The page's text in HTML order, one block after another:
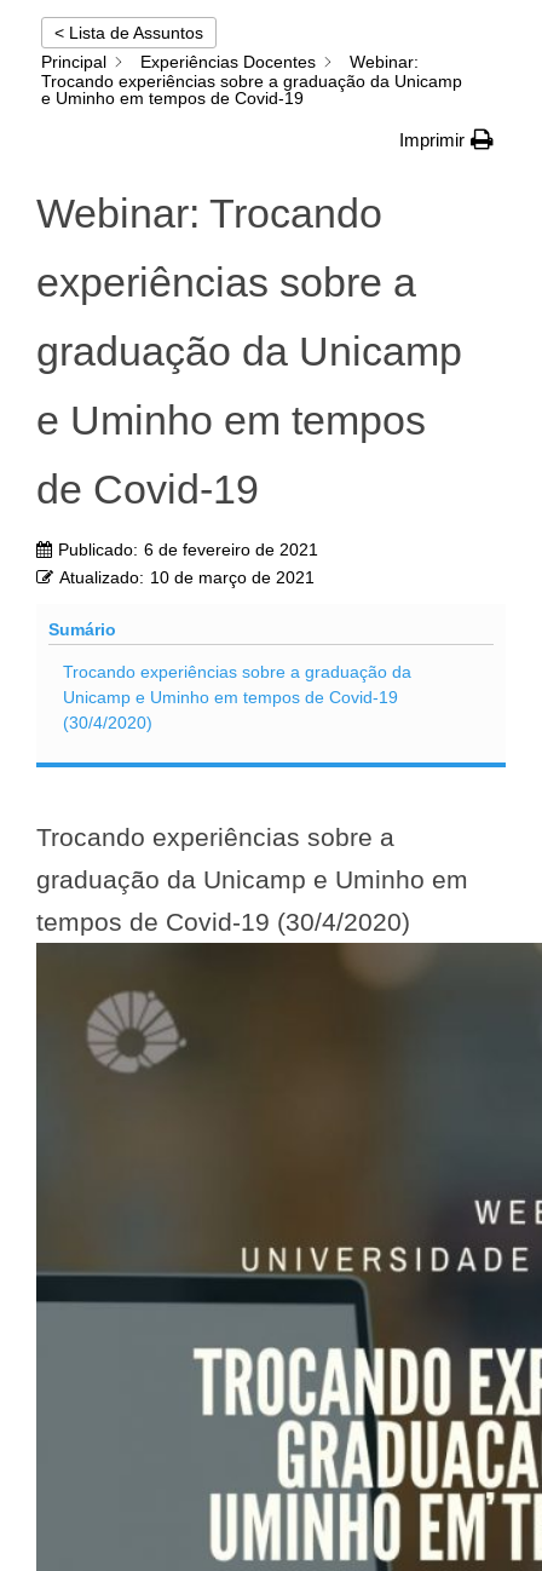
< Lista de Assuntos
Principal
Experiências Docentes
Webinar:
Trocando experiências sobre a graduação da Unicamp
e Uminho em tempos de Covid-19
Imprimir
Webinar: Trocando
experiências sobre a
graduação da Unicamp
e Uminho em tempos
de Covid-19
Publicado: 6 de fevereiro de 2021
Atualizado: 10 de março de 2021
Sumário
Trocando experiências sobre a graduação da
Unicamp e Uminho em tempos de Covid-19
(30/4/2020)
Trocando experiências sobre a
graduação da Unicamp e Uminho em
tempos de Covid-19 (30/4/2020)